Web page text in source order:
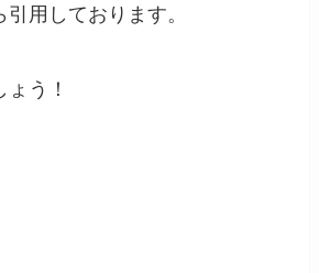
用しております。
う！